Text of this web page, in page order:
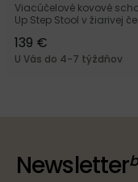
Viacúčelové kovové
Up Step Stool v žiarivej
farbe od dánskej značky
Living.
139 €
U Vás do 4-7 týždňov
Newsletter